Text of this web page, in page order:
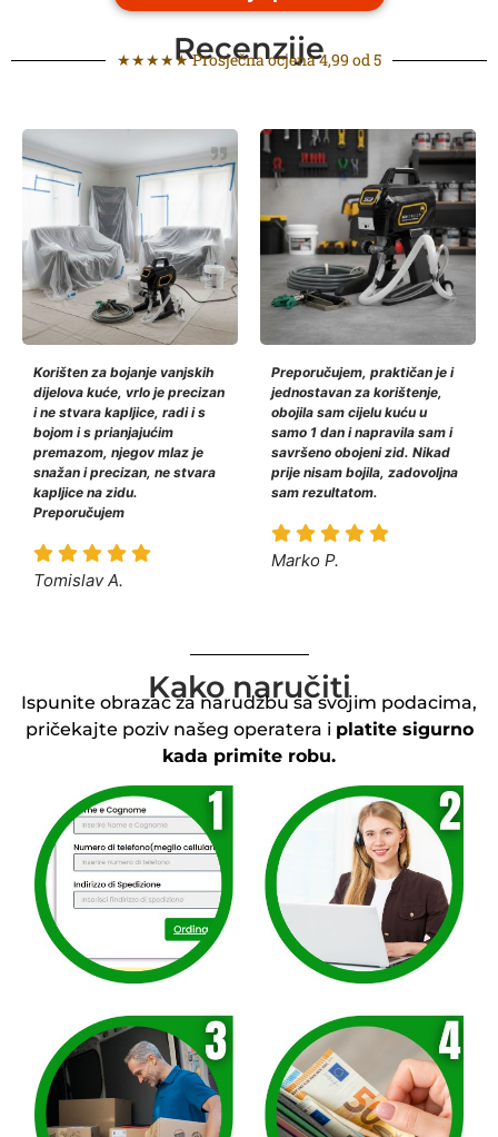
Recenzije
★★★★★ Prosječna ocjena 4,99 od 5
Korišten za bojanje vanjskih
dijelova kuće, vrlo je precizan
i ne stvara kapljice, radi i s
bojom i s prianjajućim
premazom, njegov mlaz je
snažan i precizan, ne stvara
kapljice na zidu.
Preporučujem
Tomislav A.
Preporučujem, praktičan je i
jednostavan za korištenje,
obojila sam cijelu kuću u
samo 1 dan i napravila sam i
savršeno obojeni zid. Nikad
prije nisam bojila, zadovoljna
sam rezultatom.
Marko P.
Kako naručiti
Ispunite obrazac za narudžbu sa svojim podacima,
pričekajte poziv našeg operatera i platite sigurno
kada primite robu.